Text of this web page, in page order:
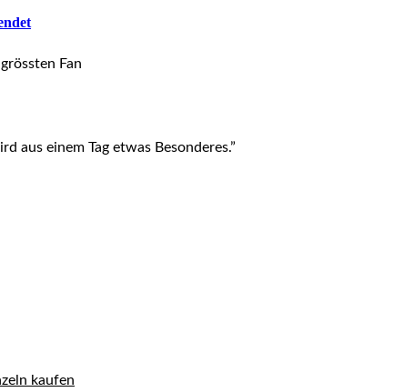
Fan
aus einem Tag etwas Besonderes.”
kaufen